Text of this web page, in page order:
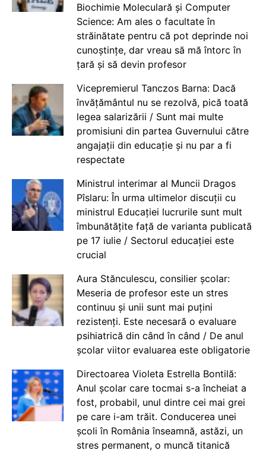
Biochimie Moleculară și Computer
Science: Am ales o facultate în
străinătate pentru că pot deprinde noi
cunoștințe, dar vreau să mă întorc în
țară și să devin profesor
Vicepremierul Tanczos Barna: Dacă
învățământul nu se rezolvă, pică toată
legea salarizării / Sunt mai multe
promisiuni din partea Guvernului către
angajații din educație și nu par a fi
respectate
Ministrul interimar al Muncii Dragos
Pîslaru: În urma ultimelor discuții cu
ministrul Educației lucrurile sunt mult
îmbunătățite față de varianta publicată
pe 17 iulie / Sectorul educației este
crucial
Aura Stănculescu, consilier școlar:
Meseria de profesor este un stres
continuu și unii sunt mai puțini
rezistenți. Este necesară o evaluare
psihiatrică din când în când / De anul
școlar viitor evaluarea este obligatorie
Directoarea Violeta Estrella Bontilă:
Anul școlar care tocmai s-a încheiat a
fost, probabil, unul dintre cei mai grei
pe care i-am trăit. Conducerea unei
școli în România înseamnă, astăzi, un
stres permanent, o muncă titanică